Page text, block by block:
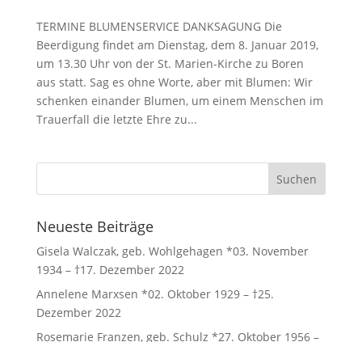
TERMINE BLUMENSERVICE DANKSAGUNG Die
Beerdigung findet am Dienstag, dem 8. Januar 2019,
um 13.30 Uhr von der St. Marien-Kirche zu Boren
aus statt. Sag es ohne Worte, aber mit Blumen: Wir
schenken einander Blumen, um einem Menschen im
Trauerfall die letzte Ehre zu...
Neueste Beiträge
Gisela Walczak, geb. Wohlgehagen *03. November
1934 – †17. Dezember 2022
Annelene Marxsen *02. Oktober 1929 – †25.
Dezember 2022
Rosemarie Franzen, geb. Schulz *27. Oktober 1956 –